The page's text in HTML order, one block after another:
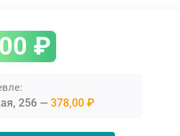
₽
256 378,00 ₽